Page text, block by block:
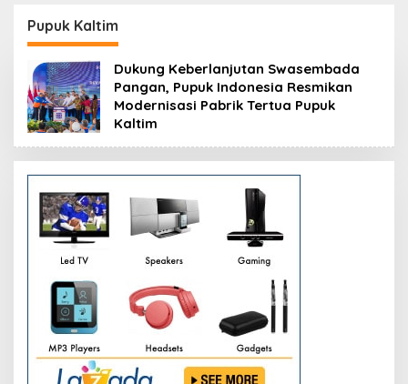
Pabrik Tertua Pupuk
Kaltim
Pupuk Kaltim
Dukung Keberlanjutan Swasembada
Pangan, Pupuk Indonesia Resmikan
Modernisasi Pabrik Tertua Pupuk
Kaltim